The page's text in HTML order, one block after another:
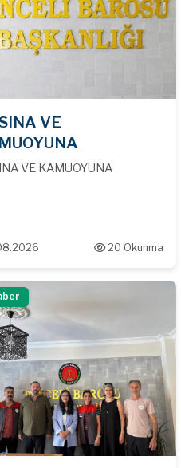
VE
VE KAMUOYUNA
20 Okunma